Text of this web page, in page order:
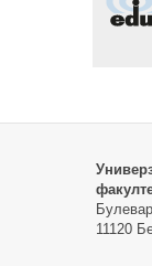
11120